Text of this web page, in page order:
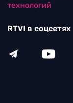
технологий
RTVI в соцсетях